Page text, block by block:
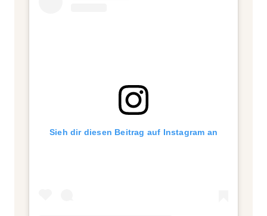
Sieh dir diesen Beitrag auf Instagram an